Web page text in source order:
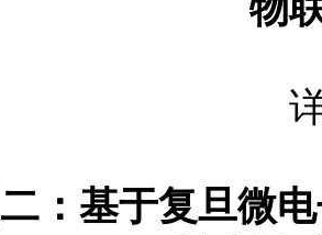
：基于复旦微